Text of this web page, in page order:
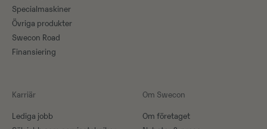
Specialmaskiner
Övriga produkter
Swecon Road
Finansiering
Karriär
Lediga jobb
Om Swecon
Om företaget